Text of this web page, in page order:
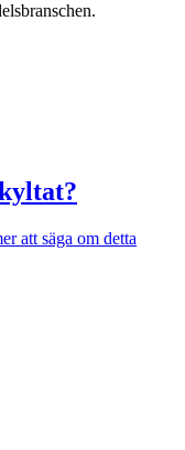
att säga om detta